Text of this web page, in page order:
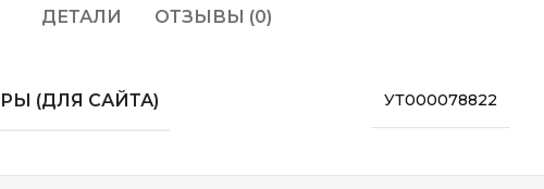
ДЕТАЛИ ОТЗЫВЫ (0)
(ДЛЯ САЙТА) УТ000078822